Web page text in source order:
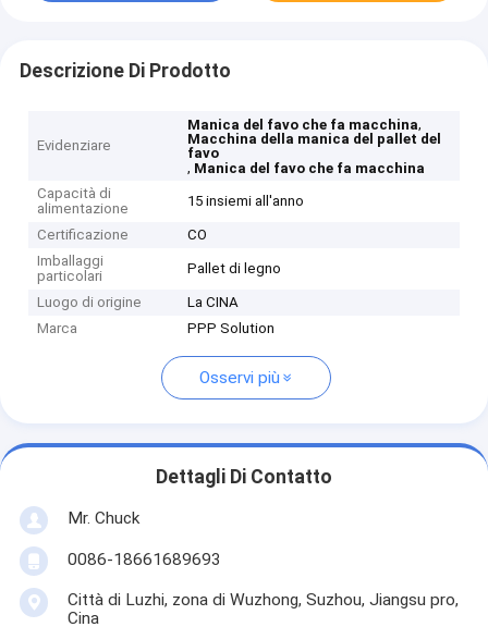
Descrizione Di Prodotto
Evidenziare
Manica del favo che fa macchina,
Macchina della manica del pallet del
favo
, Manica del favo che fa macchina
Capacità di
alimentazione
15 insiemi all'anno
Certificazione
CO
Imballaggi
particolari
Pallet di legno
Luogo di origine
La CINA
Marca
PPP Solution
Osservi più
Dettagli Di Contatto
Mr. Chuck
0086-18661689693
Città di Luzhi, zona di Wuzhong, Suzhou, Jiangsu pro,
Cina